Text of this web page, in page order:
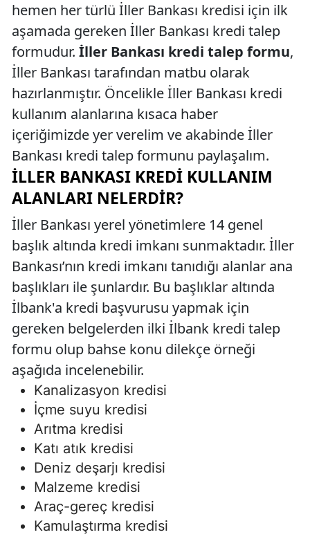
hemen her türlü İller Bankası kredisi için ilk
aşamada gereken İller Bankası kredi talep
formudur. İller Bankası kredi talep formu,
İller Bankası tarafından matbu olarak
hazırlanmıştır. Öncelikle İller Bankası kredi
kullanım alanlarına kısaca haber
içeriğimizde yer verelim ve akabinde İller
Bankası kredi talep formunu paylaşalım.
İLLER BANKASI KREDI KULLANIM
ALANLARI NELERDIR?
İller Bankası yerel yönetimlere 14 genel
başlık altında kredi imkanı sunmaktadır. İller
Bankası’nın kredi imkanı tanıdığı alanlar ana
başlıkları ile şunlardır. Bu başlıklar altında
İlbank'a kredi başvurusu yapmak için
gereken belgelerden ilki İlbank kredi talep
formu olup bahse konu dilekçe örneği
aşağıda incelenebilir.
Kanalizasyon kredisi
İçme suyu kredisi
Arıtma kredisi
Katı atık kredisi
Deniz deşarjı kredisi
Malzeme kredisi
Araç-gereç kredisi
Kamulaştırma kredisi